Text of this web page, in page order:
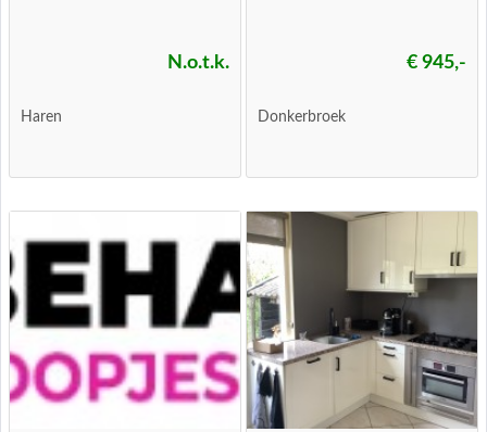
N.o.t.k.
Haren
€ 945,-
Donkerbroek